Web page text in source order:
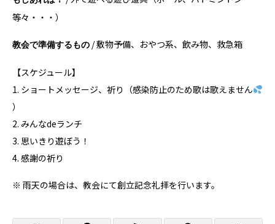
等々・・・）
教会で準備するもの / 敷物予備、おやつ系、飲み物、救急箱
【スケジュール】
1. ショートメッセージ、祈り（感染防止のため歌は歌えません
）
2. みんなdeランチ
3. 思いきり遊ぼう！
4. 感謝の祈り
※ 雨天の場合は、教会にて創立記念礼拝を行います。